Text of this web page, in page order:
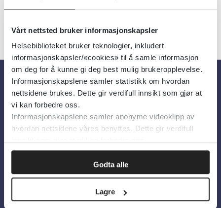
Vårt nettsted bruker informasjonskapsler
Helsebiblioteket bruker teknologier, inkludert
informasjonskapsler/«cookies» til å samle informasjon
om deg for å kunne gi deg best mulig brukeropplevelse.
Informasjonskapslene samler statistikk om hvordan
nettsidene brukes. Dette gir verdifull innsikt som gjør at
vi kan forbedre oss.
Informasjonskapslene samler anonyme videoklipp av
hvordan nettsidene våres benyttes. Dette gir verdifull
Godta alle
Lagre
Om oss
Om Helsebiblioteket
Personvern og informasjonskapsler
Tilgjengelighetserklæring
Information in English
Bilder fra Colourbox.com